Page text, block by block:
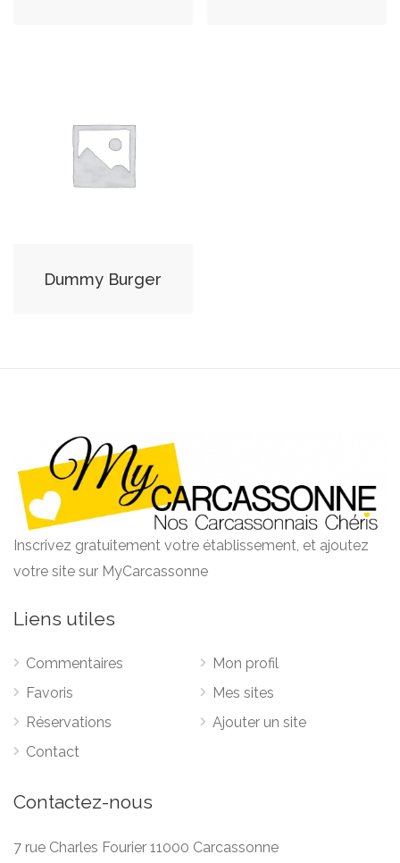
Dummy Burger
Inscrivez gratuitement votre établissement, et ajoutez
votre site sur MyCarcassonne
Liens utiles
Commentaires
Favoris
Réservations
Contact
Mon profil
Mes sites
Ajouter un site
Contactez-nous
7 rue Charles Fourier 11000 Carcassonne